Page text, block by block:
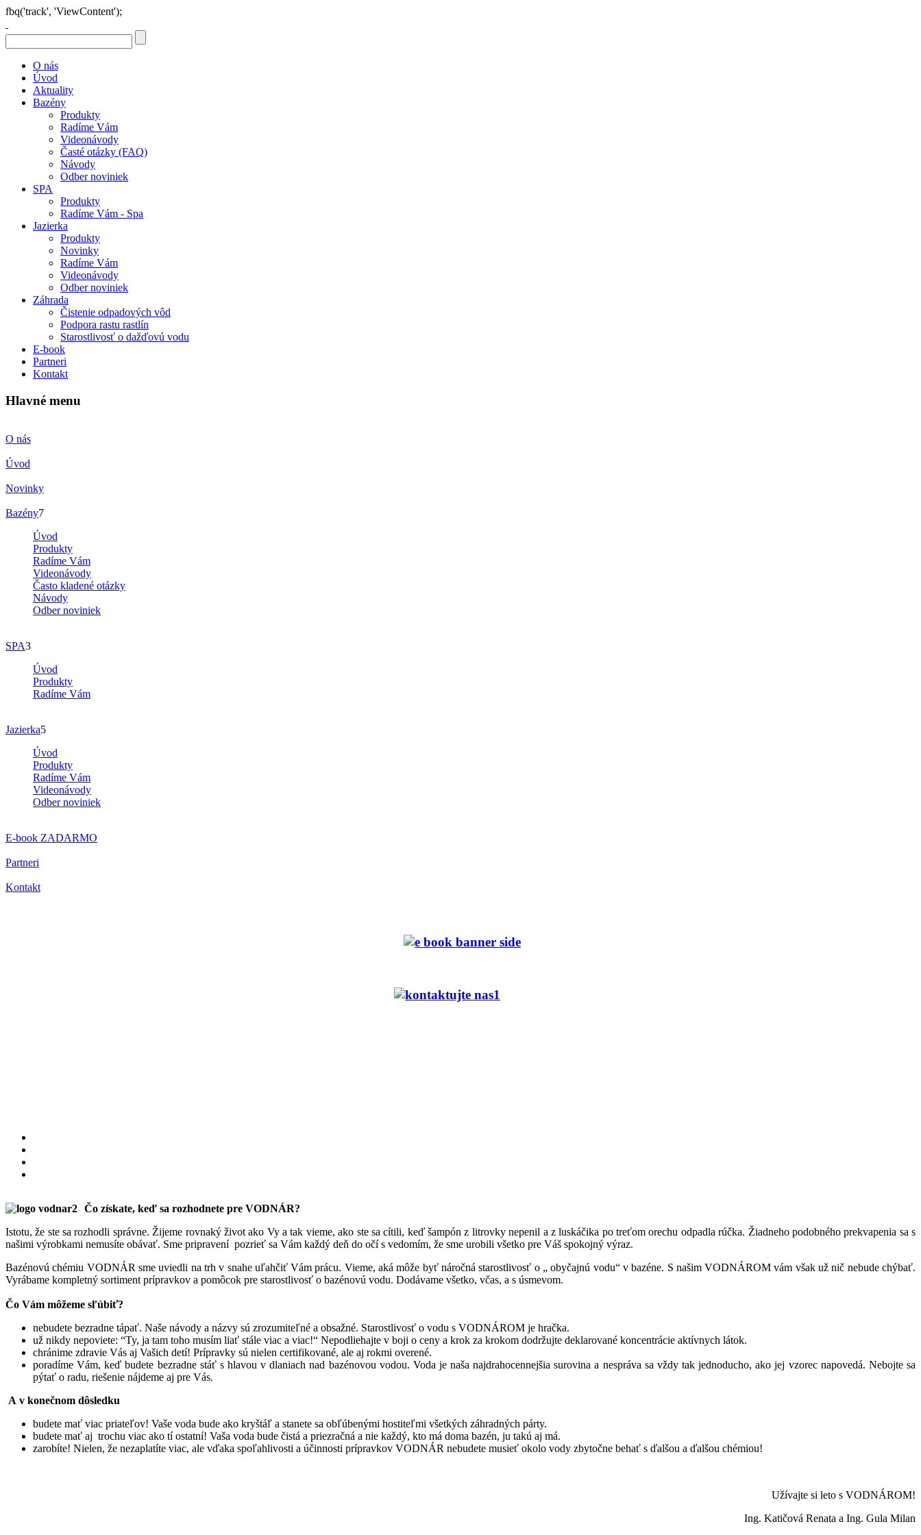
fbq('track', 'ViewContent');
O nás
Úvod
Aktuality
Bazény
Produkty
Radíme Vám
Videonávody
Časté otázky (FAQ)
Návody
Odber noviniek
SPA
Produkty
Radíme Vám - Spa
Jazierka
Produkty
Novinky
Radíme Vám
Videonávody
Odber noviniek
Záhrada
Čistenie odpadových vôd
Podpora rastu rastlín
Starostlivosť o dažďovú vodu
E-book
Partneri
Kontakt
Hlavné menu
O nás
Úvod
Novinky
Bazény7
Úvod
Produkty
Radíme Vám
Videonávody
Často kladené otázky
Návody
Odber noviniek
SPA3
Úvod
Produkty
Radíme Vám
Jazierka5
Úvod
Produkty
Radíme Vám
Videonávody
Odber noviniek
E-book ZADARMO
Partneri
Kontakt
Čo získate, keď sa rozhodnete pre VODNÁR?
Istotu, že ste sa rozhodli správne. Žijeme rovnaký život ako Vy a tak vieme, ako ste sa cítili, keď šampón z litrovky nepenil a z luskáčika po treťom orechu odpadla rúčka. Žiadneho podobného prekvapenia sa s
našimi výrobkami nemusíte obávať. Sme pripravení pozrieť sa Vám každý deň do očí s vedomím, že sme urobili všetko pre Váš spokojný výraz.
Bazénovú chémiu VODNÁR sme uviedli na trh v snahe uľahčiť Vám prácu. Vieme, aká môže byť náročná starostlivosť o „ obyčajnú vodu“ v bazéne. S našim VODNÁROM vám však už nič nebude chýbať.
Vyrábame kompletný sortiment prípravkov a pomôcok pre starostlivosť o bazénovú vodu. Dodávame všetko, včas, a s úsmevom.
Čo Vám môžeme sľúbiť?
nebudete bezradne tápať. Naše návody a názvy sú zrozumiteľné a obsažné. Starostlivosť o vodu s VODNÁROM je hračka.
už nikdy nepoviete: “Ty, ja tam toho musím liať stále viac a viac!“ Nepodliehajte v boji o ceny a krok za krokom dodržujte deklarované koncentrácie aktívnych látok.
chránime zdravie Vás aj Vašich detí! Prípravky sú nielen certifikované, ale aj rokmi overené.
poradíme Vám, keď budete bezradne stáť s hlavou v dlaniach nad bazénovou vodou. Voda je naša najdrahocennejšia surovina a nespráva sa vždy tak jednoducho, ako jej vzorec napovedá. Nebojte sa
pýtať o radu, riešenie nájdeme aj pre Vás.
A v konečnom dôsledku
budete mať viac priateľov! Vaše voda bude ako kryštáľ a stanete sa obľúbenými hostiteľmi všetkých záhradných párty.
budete mať aj trochu viac ako tí ostatní! Vaša voda bude čistá a priezračná a nie každý, kto má doma bazén, ju takú aj má.
zarobíte! Nielen, že nezaplatíte viac, ale vďaka spoľahlivosti a účinnosti prípravkov VODNÁR nebudete musieť okolo vody zbytočne behať s ďalšou a ďalšou chémiou!
Užívajte si leto s VODNÁROM!
Ing. Katičová Renata a Ing. Gula Milan